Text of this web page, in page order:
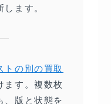
ます。
トの別の買取
ます。複数枚
、版と状態を